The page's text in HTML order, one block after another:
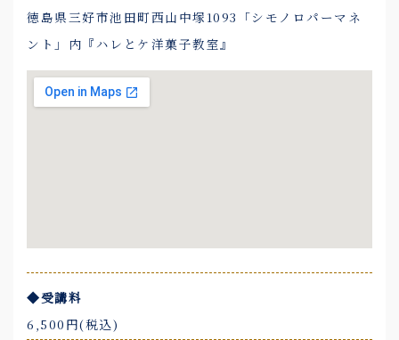
徳島県三好市池田町西山中塚1093「シモノロパーマネ
ント」内『ハレとケ洋菓子教室』
◆受講料
6,500円(税込)